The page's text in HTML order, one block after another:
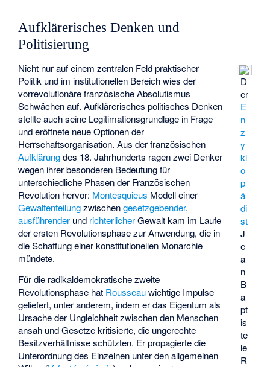
Aufklärerisches Denken und
Politisierung
D
er
E
n
z
y
kl
o
p
ä
di
st
J
e
a
n
B
a
pt
is
te
le
R
Nicht nur auf einem zentralen Feld praktischer
Politik und im institutionellen Bereich wies der
vorrevolutionäre französische Absolutismus
Schwächen auf. Aufklärerisches politisches Denken
stellte auch seine Legitimationsgrundlage in Frage
und eröffnete neue Optionen der
Herrschaftsorganisation. Aus der französischen
Aufklärungdes 18. Jahrhunderts ragen zwei Denker
wegen ihrer besonderen Bedeutung für
unterschiedliche Phasen der Französischen
Revolution hervor: Montesquieus Modell einer
Gewaltenteilungzwischengesetzgebender,
ausführender und richterlicherGewalt kam im Laufe
der ersten Revolutionsphase zur Anwendung, die in
die Schaffung einer konstitutionellen Monarchie
mündete.
Für die radikaldemokratische zweite
Revolutionsphase hat Rousseauwichtige Impulse
geliefert, unter anderem, indem er das Eigentum als
Ursache der Ungleichheit zwischen den Menschen
ansah und Gesetze kritisierte, die ungerechte
Besitzverhältnisse schützten. Er propagierte die
Unterordnung des Einzelnen unter den allgemeinen